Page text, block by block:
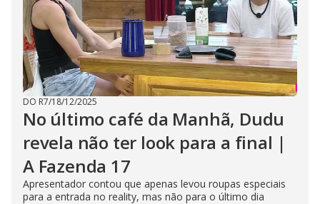
DO R7/18/12/2025
No último café da Manhã, Dudu
revela não ter look para a final |
A Fazenda 17
Apresentador contou que apenas levou roupas especiais
para a entrada no reality, mas não para o último dia